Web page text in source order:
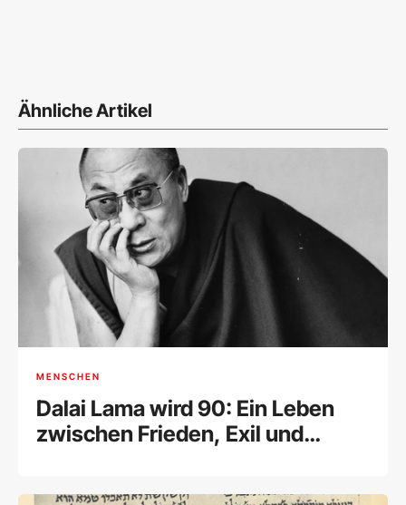
Ähnliche Artikel
MENSCHEN
Dalai Lama wird 90: Ein Leben
zwischen Frieden, Exil und